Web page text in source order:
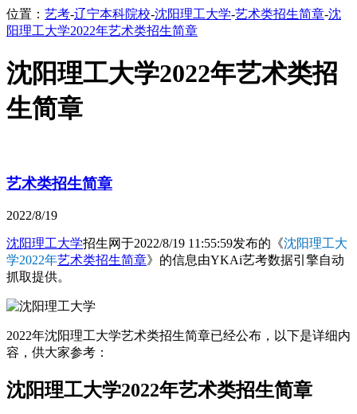
位置： 艺考-辽宁本科院校-沈阳理工大学-艺术类招生简章-沈
阳理工大学2022年艺术类招生简章
沈阳理工大学2022年艺术类招
生简章
艺术类招生简章
2022/8/19
沈阳理工大学招生网于2022/8/19 11:55:59发布的《沈阳理工大
学2022年艺术类招生简章》的信息由YKAi艺考数据引擎自动
抓取提供。
2022年沈阳理工大学艺术类招生简章已经公布，以下是详细内
容，供大家参考：
沈阳理工大学2022年艺术类招生简章